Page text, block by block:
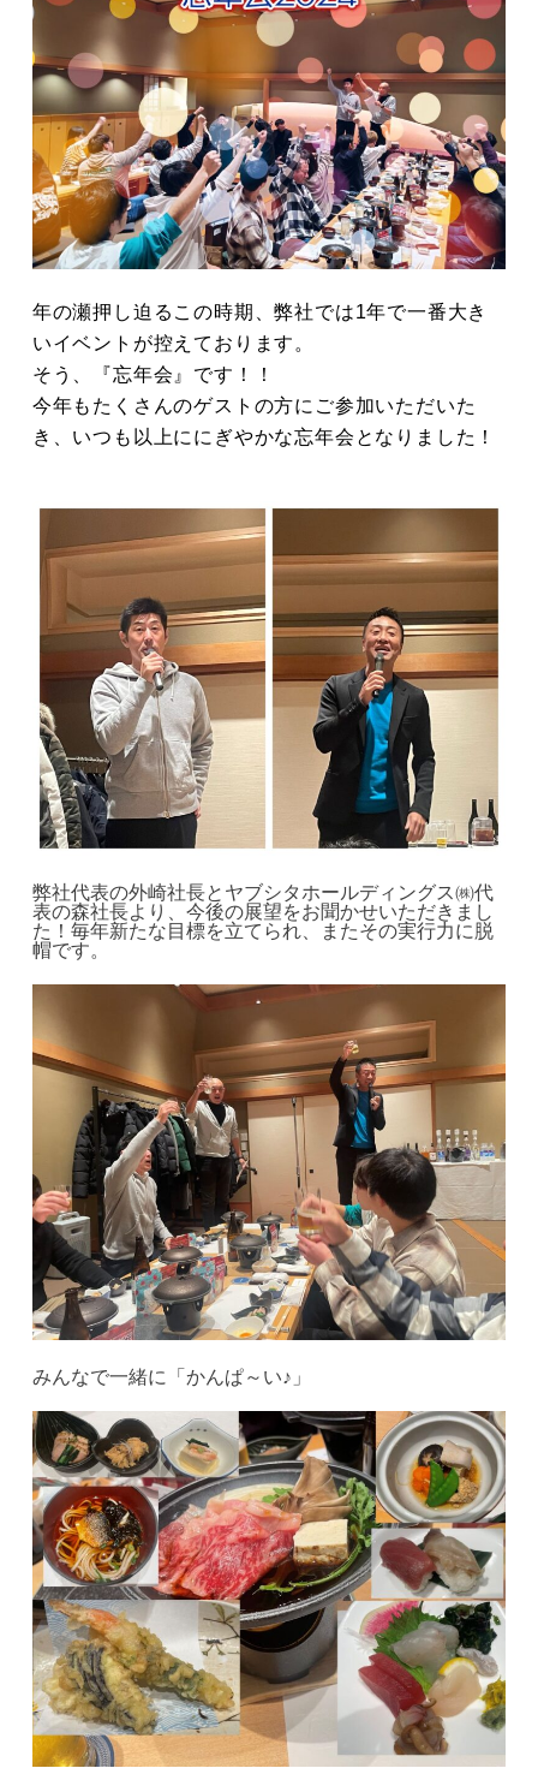
年の瀬押し迫るこの時期、弊社では1年で一番大き
いイベントが控えております。
そう、『忘年会』です！！
今年もたくさんのゲストの方にご参加いただいた
き、いつも以上ににぎやかな忘年会となりました！
弊社代表の外崎社長とヤブシタホールディングス㈱代
表の森社長より、今後の展望をお聞かせいただきまし
た！毎年新たな目標を立てられ、またその実行力に脱
帽です。
みんなで一緒に「かんぱ～い♪」